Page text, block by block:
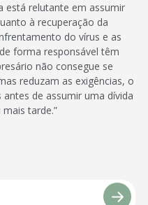
está relutante em assumir
à recuperação da
do vírus e as
forma responsável têm
não consegue se
reduzam as exigências, o
de assumir uma dívida
tarde.”